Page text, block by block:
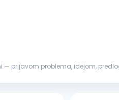
prijavom problema, idejom,